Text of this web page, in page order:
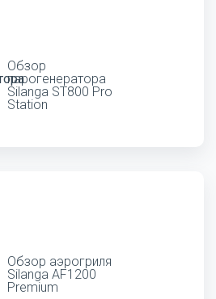
Обзор
парогенератора
Silanga ST800 Pro
Station
Обзор аэрогриля
Silanga AF1200
Premium